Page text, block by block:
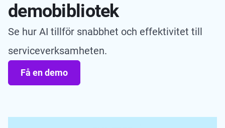
demobibliotek
Se hur AI tillför snabbhet och effektivitet till
serviceverksamheten.
Få en demo